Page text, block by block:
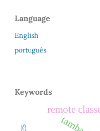
Language
English
português
Keywords
remote